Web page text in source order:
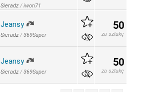
Sieradz /iwon71
Jeansy
Sieradz /369Super
50
za sztukę
Jeansy
Sieradz /369Super
50
za sztukę